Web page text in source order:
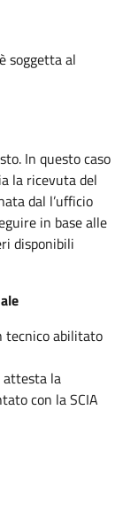
soggetta al
In questo caso
la ricevuta del
dal l’ufficio
in base alle
disponibili
tecnico abilitato
attesta la
con la SCIA